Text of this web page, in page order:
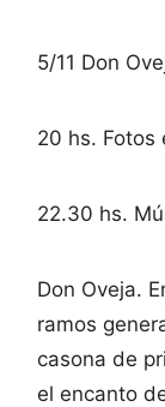
5/11 Don
20 hs. Fotos
22.30 hs.
Don Oveja.
ramos
casona de
el encanto